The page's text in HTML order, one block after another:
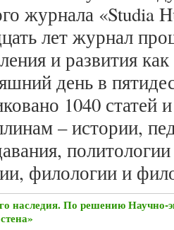
журнала «Studia
лет журнал
и развития
день в
1040 статей
– истории,
филологии и
наследия. По решению